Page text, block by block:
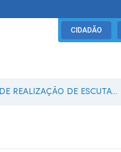
CIDADÃO
REALIZAÇÃO DE ESCUTA...